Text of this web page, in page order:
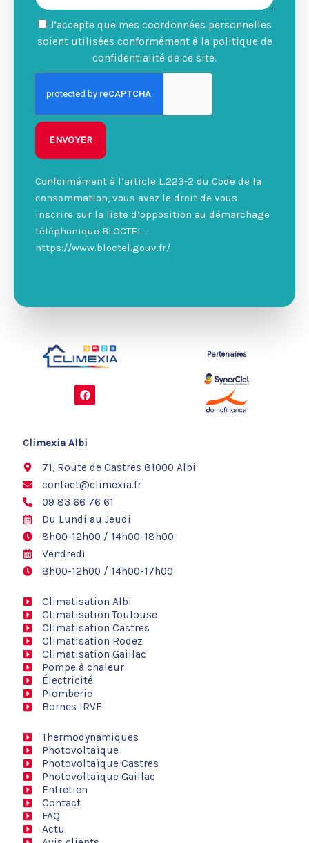
J’accepte que mes coordonnées personnelles
soient utilisées conformément à la politique de
confidentialité de ce site.
ENVOYER
Conformément à l’article L.223-2 du Code de la
consommation, vous avez le droit de vous
inscrire sur la liste d’opposition au démarchage
téléphonique BLOCTEL :
https://www.bloctel.gouv.fr/
F
a
c
o
Partenaires
Climexia Albi
71, Route de Castres 81000 Albi
contact@climexia.fr
09 83 66 76 61
Du Lundi au Jeudi
8h00-12h00 / 14h00-18h00
Vendredi
8h00-12h00 / 14h00-17h00
Climatisation Albi
Climatisation Toulouse
Climatisation Castres
Climatisation Rodez
Climatisation Gaillac
Pompe à chaleur
Électricité
Plomberie
Bornes IRVE
Thermodynamiques
Photovoltaïque
Photovoltaïque Castres
Photovoltaïque Gaillac
Entretien
Contact
FAQ
Actu